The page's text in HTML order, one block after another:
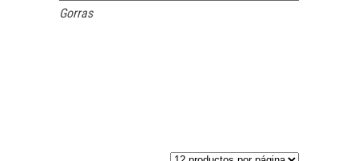
Gorras